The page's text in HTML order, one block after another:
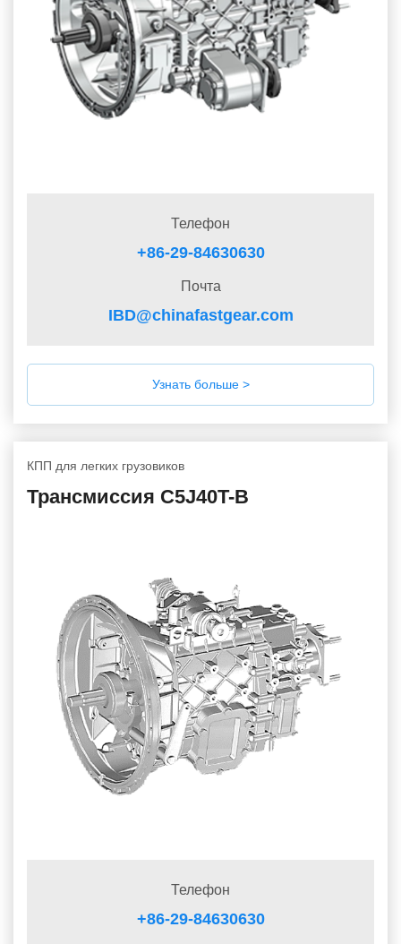
Телефон
+86-29-84630630
Почта
IBD@chinafastgear.com
Узнать больше >
КПП для легких грузовиков
Трансмиссия C5J40T-B
Телефон
+86-29-84630630